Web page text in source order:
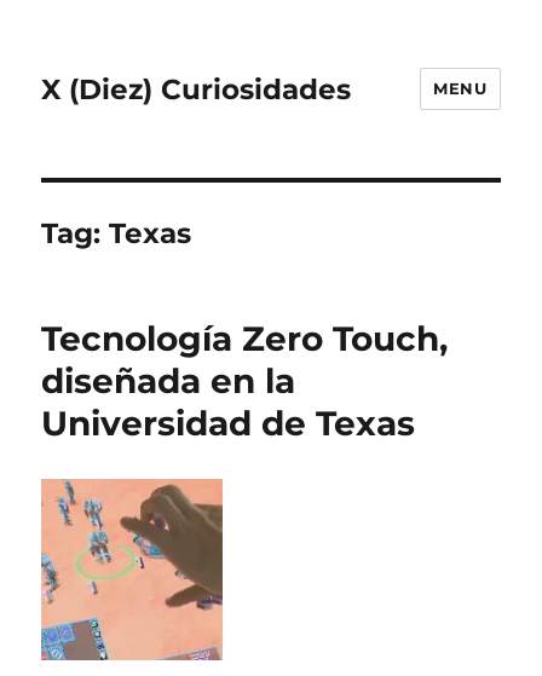
X (Diez) Curiosidades MENU
Tag:Texas
Tecnología Zero Touch,
diseñada en la
Universidad de Texas